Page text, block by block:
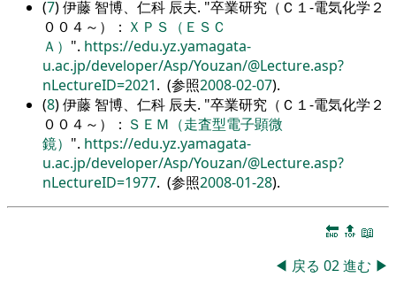
(7) 伊藤 智博、仁科 辰夫. 卒業研究（Ｃ１-電気化学２
００４～）： ＸＰＳ（ＥＳＣ
Ａ）
. https://edu.yz.yamagata-
u.ac.jp/developer/Asp/Youzan/@Lecture.asp?
nLectureID=2021. (参照2008-02-07).
(8) 伊藤 智博、仁科 辰夫. 卒業研究（Ｃ１-電気化学２
００４～）： ＳＥＭ（走査型電子顕微
鏡）
. https://edu.yz.yamagata-
u.ac.jp/developer/Asp/Youzan/@Lecture.asp?
nLectureID=1977. (参照2008-01-28).
🔚 🔝 📖
◀ 戻る 02進む ▶